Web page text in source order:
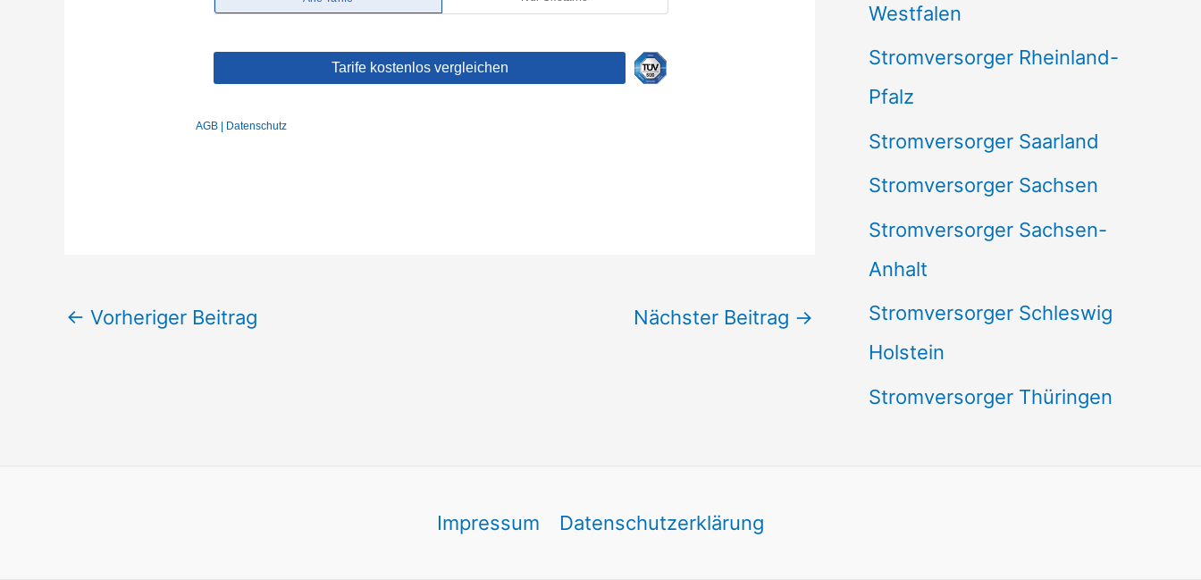
← Vorheriger Beitrag Nächster Beitrag →
Westfalen
Stromversorger Rheinland-
Pfalz
Stromversorger Saarland
Stromversorger Sachsen
Stromversorger Sachsen-
Anhalt
Stromversorger Schleswig
Holstein
Stromversorger Thüringen
Impressum Datenschutzerklärung